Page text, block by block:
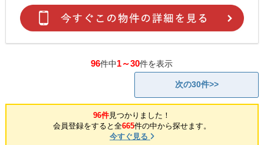
96件中1～30件を表示
次の30件>>
96件見つかりました！
会員登録をすると全665件の中から探せます。
今すぐ見る